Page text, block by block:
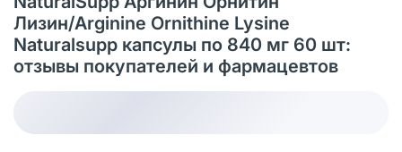
Лизин/Arginine Ornithine Lysine
Naturalsupp капсулы по 840 мг 60 шт:
отзывы покупателей и фармацевтов